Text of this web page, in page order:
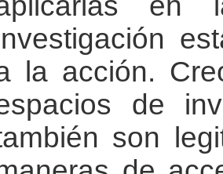
la acción.
de
son